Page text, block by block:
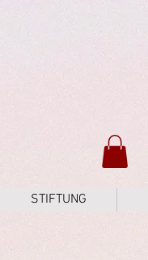
STIFTUNG